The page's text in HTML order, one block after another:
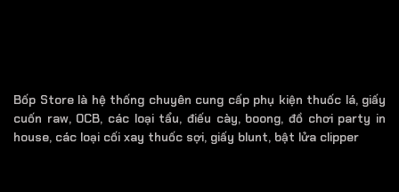
Bốp Store là hệ thống chuyên cung cấp phụ kiện thuốc lá, giấy
cuốn raw, OCB, các loại tẩu, điếu cày, boong, đồ chơi party in
house, các loại cối xay thuốc sợi, giấy blunt, bật lửa clipper